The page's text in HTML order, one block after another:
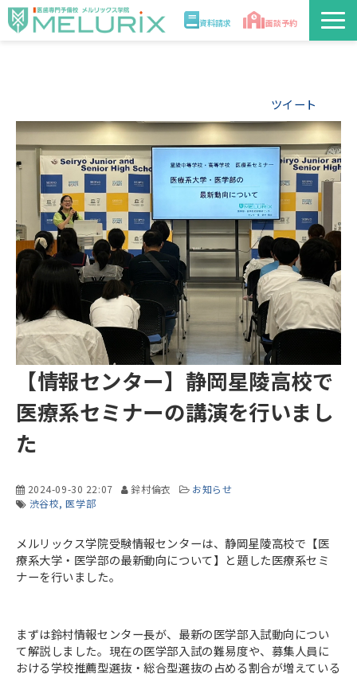
資料請求 面談予約
入学案内
合格実績・合格体験記
講師
医学部解答速報2026
ツイート
【情報センター】静岡星陵高校で
医療系セミナーの講演を行いまし
た
2024-09-30 22:07 鈴村倫衣
お知らせ
渋谷校 医学部
メルリックス学院受験情報センターは、静岡星陵高校で【医
療系大学・医学部の最新動向について】と題した医療系セミ
ナーを行いました。
まずは鈴村情報センター長が、最新の医学部入試動向につい
て解説しました。現在の医学部入試の難易度や、募集人員に
おける学校推薦型選抜・総合型選抜の占める割合が増えている